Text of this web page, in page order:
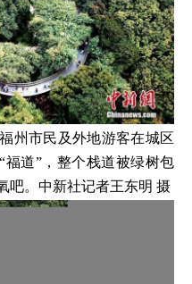
州市民及外地游客在城区
福道”，整个栈道被绿树包
吧。中新社记者王东明 摄